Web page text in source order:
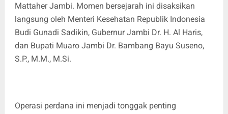
Mattaher Jambi. Momen bersejarah ini disaksikan
langsung oleh Menteri Kesehatan Republik Indonesia
Budi Gunadi Sadikin, Gubernur Jambi Dr. H. Al Haris,
dan Bupati Muaro Jambi Dr. Bambang Bayu Suseno,
S.P., M.M., M.Si.
Operasi perdana ini menjadi tonggak penting